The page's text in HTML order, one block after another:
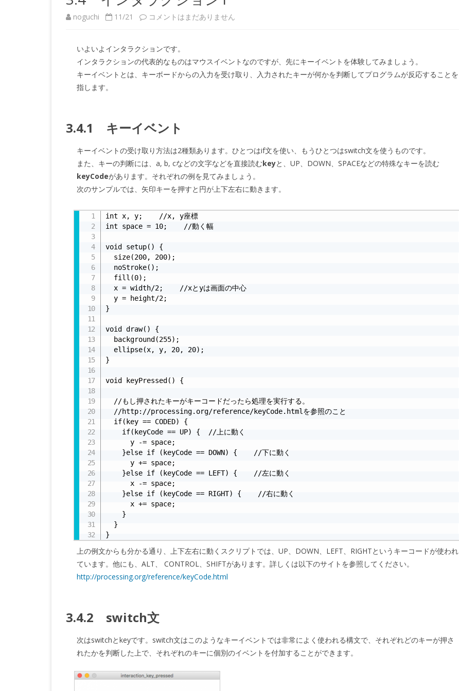
noguchi 11/21
3.4
ン
シ
へ
の
コメントはまだありません
いよいよインタラクションです。
インタラクションの代表的なものはマウスイベントなのですが、先にキーイベントを体験してみましょう。
キーイベントとは、キーボードからの入力を受け取り、入力されたキーが何かを判断してプログラムが反応することを
指します。
3.4.1 キーイベント
キーイベントの受け取り方法は2種類あります。ひとつはif文を使い、もうひとつはswitch文を使うものです。
また、キーの判断には、a, b, cなどの文字などを直接読むkeyと、UP、DOWN、SPACEなどの特殊なキーを読む
keyCodeがあります。それぞれの例を見てみましょう。
次のサンプルでは、矢印キーを押すと円が上下左右に動きます。
リスト3.4-aint x, y;    //x, y座標
int space = 10;    //動く幅
void setup() {
  size(200, 200);
  noStroke();
  fill(0);
  x = width/2;    //xとyは画面の中心
  y = height/2;
}
void draw() {
  background(255);
  ellipse(x, y, 20, 20);
}
void keyPressed() {
  //もし押されたキーがキーコードだったら処理を実行する。
  //http://processing.org/reference/keyCode.htmlを参照のこと
  if(key == CODED) {
    if(keyCode == UP) {  //上に動く
      y -= space;
    }else if (keyCode == DOWN) {    //下に動く
      y += space;
    }else if (keyCode == LEFT) {    //左に動く
      x -= space;
    }else if (keyCode == RIGHT) {    //右に動く
      x += space;
    }
  }
}
上の例文からも分かる通り、上下左右に動くスクリプトでは、UP、DOWN、LEFT、RIGHTというキーコードが使われ
ています。他にも、ALT、 CONTROL、SHIFTがあります。詳しくは以下のサイトを参照してください。
http://processing.org/reference/keyCode.html
3.4.2 switch文
次はswitchとkeyです。switch文はこのようなキーイベントでは非常によく使われる構文で、それぞれどのキーが押さ
れたかを判断した上で、それぞれのキーに個別のイベントを付加することができます。